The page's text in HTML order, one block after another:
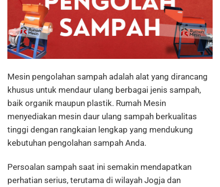
Mesin pengolahan sampah adalah alat yang dirancang
khusus untuk mendaur ulang berbagai jenis sampah,
baik organik maupun plastik. Rumah Mesin
menyediakan mesin daur ulang sampah berkualitas
tinggi dengan rangkaian lengkap yang mendukung
kebutuhan pengolahan sampah Anda.
Persoalan sampah saat ini semakin mendapatkan
perhatian serius, terutama di wilayah Jogja dan